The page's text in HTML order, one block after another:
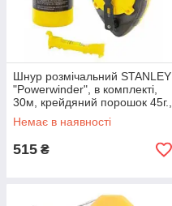
Шнур розмічальний STANLEY
"Powerwinder", в комплекті,
30м, крейдяний порошок 45г.,
підвісний рівень.
Немає в наявності
515 ₴